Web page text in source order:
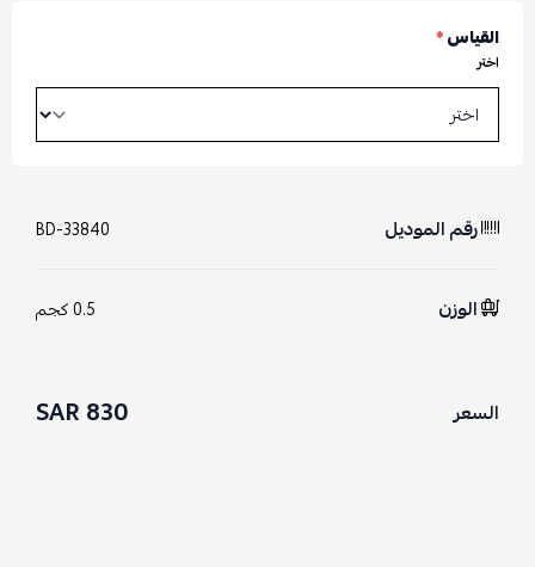
القياس*
اختر
رقم الموديل BD-33840
الوزن 0.5 كجم
السعر 830 SAR